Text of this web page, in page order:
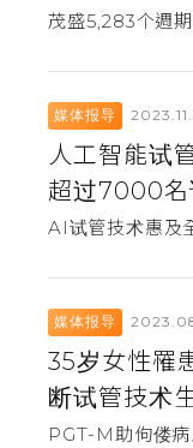
茂盛5,283个週
媒体报导
人工智能试
超过7000名
AI试管技术惠及
媒体报导
35岁女性罹
断试管技术
PGT-M助佝偻